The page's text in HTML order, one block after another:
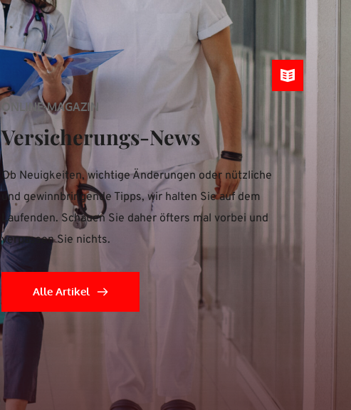
ONLINE-MAGAZIN
Versicherungs-News
Ob Neuigkeiten, wichtige Änderungen oder nützliche
und gewinnbringende Tipps, wir halten Sie auf dem
Laufenden. Schauen Sie daher öfters mal vorbei und
verpassen Sie nichts.
Alle Artikel